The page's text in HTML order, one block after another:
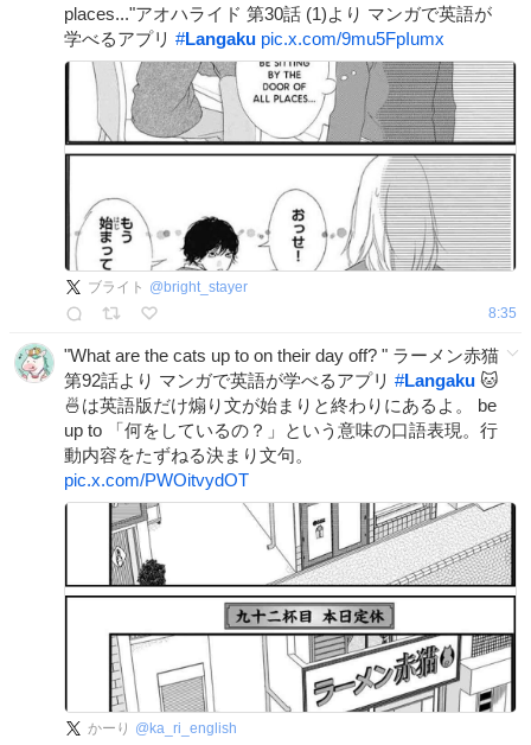
places..."アオハライド 第30話 (1)より マンガで英語が
学べるアプリ #Langaku pic.x.com/9mu5FpIumx
ブライト @bright_stayer
8:35
"What are the cats up to on their day off? " ラーメン赤猫
第92話より マンガで英語が学べるアプリ #Langaku 🐱
🍜は英語版だけ煽り文が始まりと終わりにあるよ。 be
up to 「何をしているの？」という意味の口語表現。行
動内容をたずねる決まり文句。
pic.x.com/PWOitvydOT
かーり @ ka_ri_english